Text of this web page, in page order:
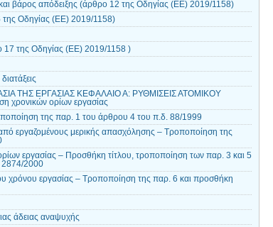
βάρος απόδειξης (άρθρο 12 της Οδηγίας (EE) 2019/1158)
Οδηγίας (EE) 2019/1158)
της Οδηγίας (EE) 2019/1158 )
ΤΗΣ ΕΡΓΑΣΙΑΣ ΚΕΦΑΛΑΙΟ Α: ΡΥΘΜΙΣΕΙΣ ΑΤΟΜΙΚΟΥ
χρονικών ορίων εργασίας
της παρ. 1 του άρθρου 4 του π.δ. 88/1999
εργαζομένους μερικής απασχόλησης – Τροποποίηση της
εργασίας – Προσθήκη τίτλου, τροποποίηση των παρ. 3 και 5
2874/2000
χρόνου εργασίας – Τροποποίηση της παρ. 6 και προσθήκη
άδειας αναψυχής